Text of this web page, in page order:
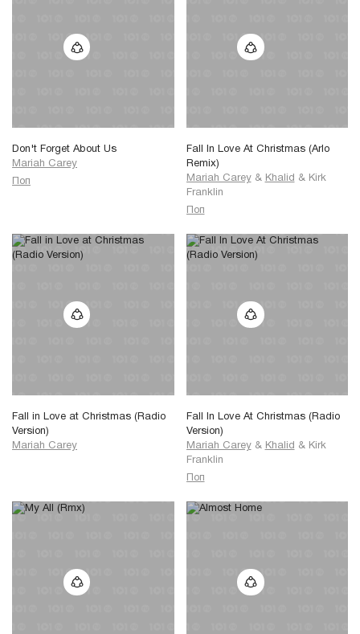
Don't Forget About Us
Mariah Carey
Поп
Fall In Love At Christmas (Arlo
Remix)
Mariah Carey & Khalid & Kirk
Franklin
Поп
Fall in Love at Christmas (Radio
Version)
Mariah Carey
Fall In Love At Christmas (Radio
Version)
Mariah Carey & Khalid & Kirk
Franklin
Поп